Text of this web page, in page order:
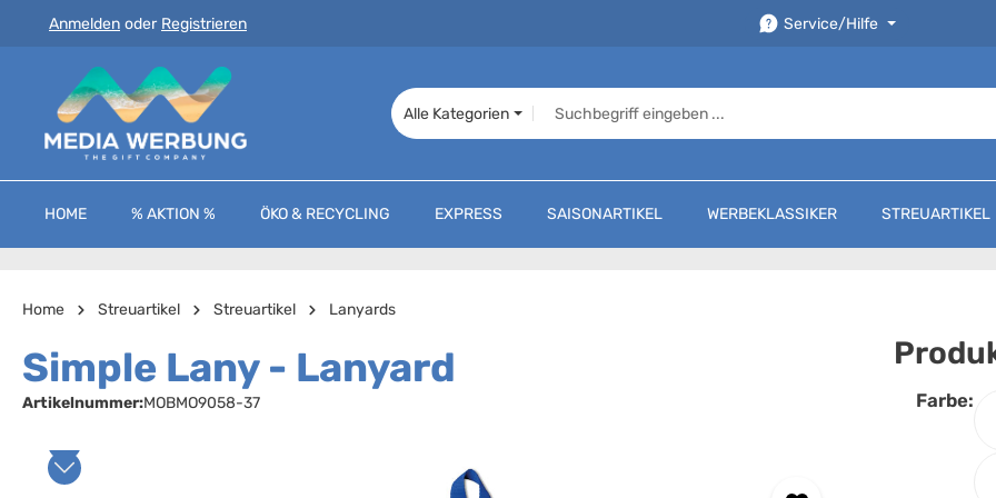
Hauptinhalt springen
Zur Suche springen
Zur Hauptnavigation springen
Anmelden oder Registrieren Service/Hilfe
Alle Kategorien
HOME % AKTION % ÖKO & RECYCLING EXPRESS SAISONARTIKEL WERBEKLASSIKER STREUARTIKEL
Home Streuartikel Streuartikel Lanyards
Simple Lany - Lanyard
Artikelnummer:MOBMO9058-37
Bildergalerie überspringen
Farbe: